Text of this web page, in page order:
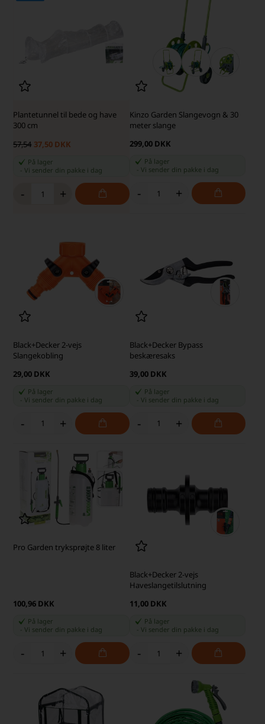
Plantetunnel til bede og have
300 cm
57,54 37,50 DKK
På lager
-Vi sender din pakke i dag
- +
Kinzo Garden Slangevogn & 30
meter slange
299,00 DKK
På lager
Vi sender din pakke i dag
- +
Black+Decker 2-vejs
Slangekobling
29,00 DKK
På lager
-Vi sender din pakke i dag
- +
Black+Decker Bypass
beskæresaks
39,00 DKK
På lager
Vi sender din pakke i dag
- +
Pro Garden tryksprøjte 8 liter
100,96 DKK
På lager
-Vi sender din pakke i dag
- +
Black+Decker 2-vejs
Haveslangetilslutning
11,00 DKK
På lager
Vi sender din pakke i dag
- +